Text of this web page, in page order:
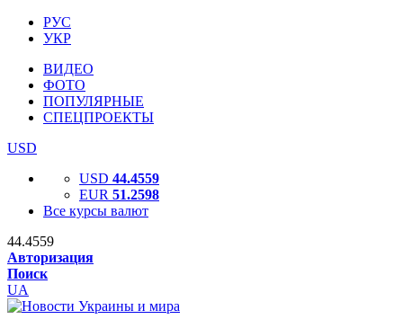
РУС
УКР
ВИДЕО
ФОТО
ПОПУЛЯРНЫЕ
СПЕЦПРОЕКТЫ
USD
USD 44.4559
EUR 51.2598
Все курсы валют
44.4559
Авторизация
Поиск
UA